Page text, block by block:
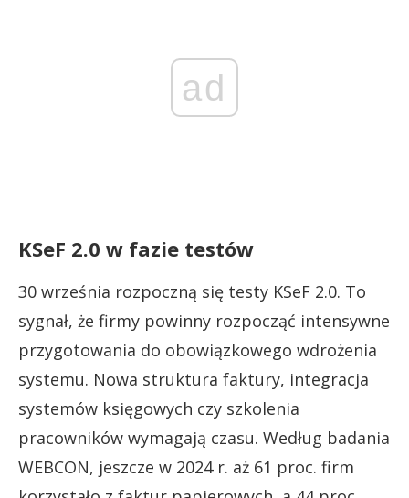
ad
KSeF 2.0 w fazie testów
30 września rozpoczną się testy KSeF 2.0. To
sygnał, że firmy powinny rozpocząć intensywne
przygotowania do obowiązkowego wdrożenia
systemu. Nowa struktura faktury, integracja
systemów księgowych czy szkolenia
pracowników wymagają czasu. Według badania
WEBCON, jeszcze w 2024 r. aż 61 proc. firm